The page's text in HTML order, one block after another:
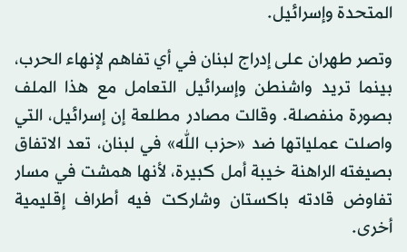
المتحدة وإسرائيل.
وتصر طهران على إدراج لبنان في أي تفاهم لإنهاء الحرب،
بينما تريد واشنطن وإسرائيل التعامل مع هذا الملف
بصورة منفصلة. وقالت مصادر مطلعة إن إسرائيل، التي
واصلت عملياتها ضد «حزب الله» في لبنان، تعد الاتفاق
بصيغته الراهنة خيبة أمل كبيرة، لأنها همشت في مسار
تفاوض قادته باكستان وشاركت فيه أطراف إقليمية
أخرى.